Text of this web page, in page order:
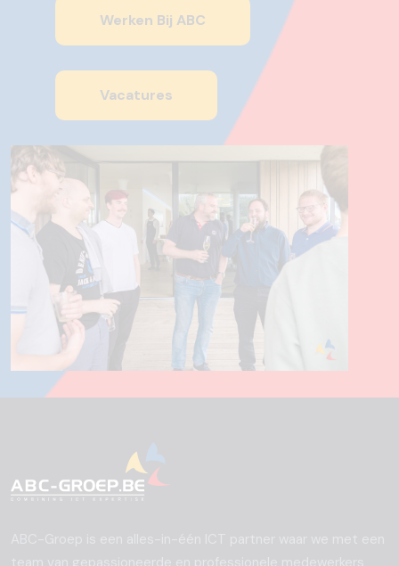
Werken Bij ABC
Vacatures